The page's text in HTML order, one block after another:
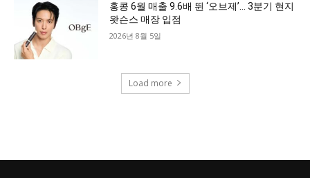
홍콩 6월 매출 9.6배 뛴 ‘오브제’… 3분기 현지
왓슨스 매장 입점
2026년 8월 5일
Load more